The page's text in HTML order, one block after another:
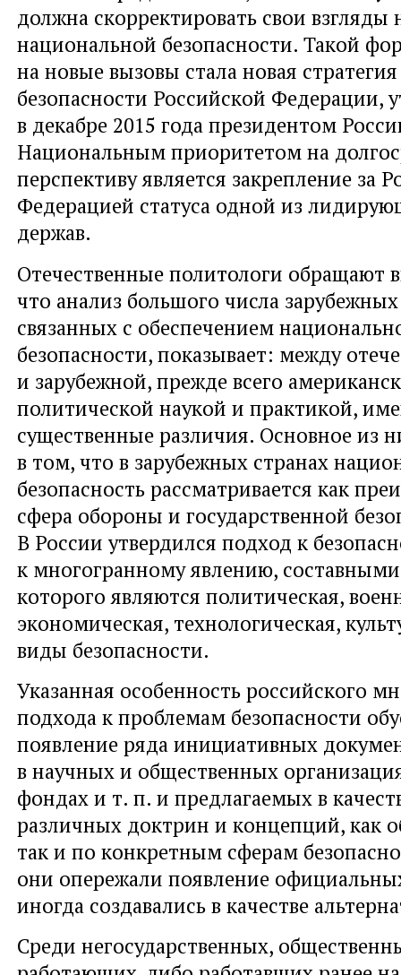
должна скорректировать свои
национальной безопасности. Такой
на новые вызовы стала новая
безопасности Российской Федерации,
в декабре 2015 года президентом
Национальным приоритетом на
перспективу является закрепление за
Федерацией статуса одной из
держав.
Отечественные политологи обращают
что анализ большого числа
связанных с обеспечением
безопасности, показывает: между
и зарубежной, прежде всего
политической наукой и практикой,
существенные различия. Основное из
в том, что в зарубежных странах
безопасность рассматривается как
сфера обороны и государственной
В России утвердился подход к
к многогранному явлению,
которого являются политическая,
экономическая, технологическая,
виды безопасности.
Указанная особенность российского
подхода к проблемам безопасности
появление ряда инициативных
в научных и общественных
фондах и т. п. и предлагаемых в
различных доктрин и концепций, как
так и по конкретным сферам
они опережали появление
иногда создавались в качестве
Среди негосударственных,